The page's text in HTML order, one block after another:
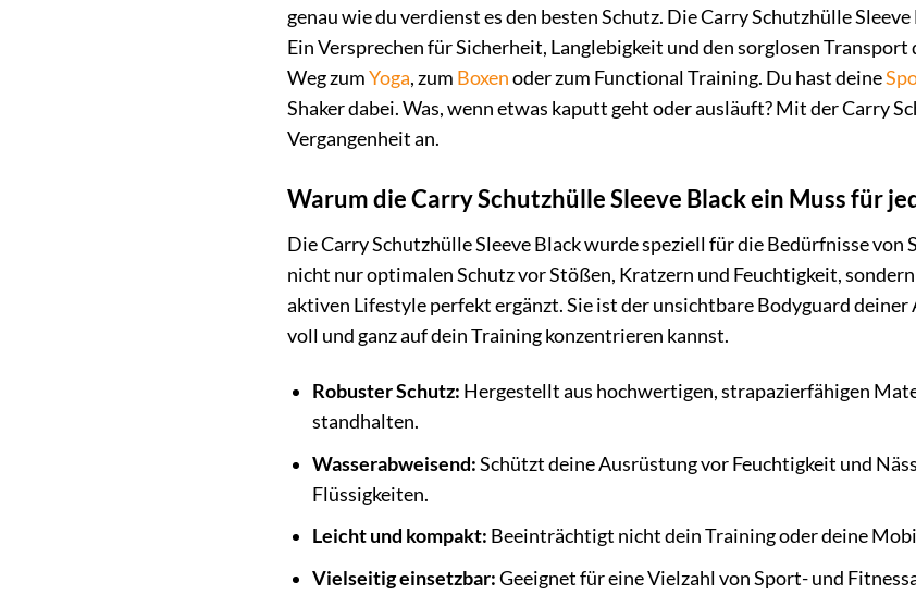
genau wie du verdienst es den besten Schutz. Die Carry Schutzhülle
Ein Versprechen für Sicherheit, Langlebigkeit und den sorglosen
Weg zumYoga, zum Boxenoder zum Functional Training. Du hast deine
Shaker dabei. Was, wenn etwas kaputt geht oder ausläuft? Mit der Carry
Vergangenheit an.
Warum die Carry Schutzhülle Sleeve Black ein Muss für
Die Carry Schutzhülle Sleeve Black wurde speziell für die Bedürfnisse
nicht nur optimalen Schutz vor Stößen, Kratzern und Feuchtigkeit,
aktiven Lifestyle perfekt ergänzt. Sie ist der unsichtbare Bodyguard
voll und ganz auf dein Training konzentrieren kannst.
Robuster Schutz: Hergestellt aus hochwertigen, strapazierfähigen
standhalten.
Wasserabweisend:Schützt deine Ausrüstung vor Feuchtigkeit und
Flüssigkeiten.
Leicht und kompakt: Beeinträchtigt nicht dein Training oder deine
Vielseitig einsetzbar:Geeignet für eine Vielzahl von Sport- und